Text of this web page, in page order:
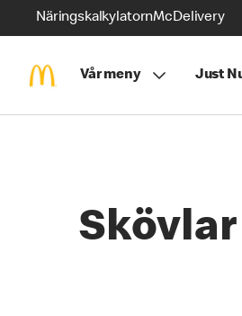
NäringskalkylatornMcDelivery
Vår meny Just